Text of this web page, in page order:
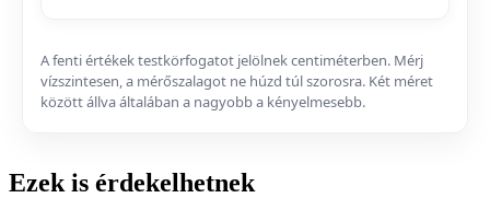
A fenti értékek testkörfogatot jelölnek centiméterben. Mérj
vízszintesen, a mérőszalagot ne húzd túl szorosra. Két méret
között állva általában a nagyobb a kényelmesebb.
Ezek is érdekelhetnek